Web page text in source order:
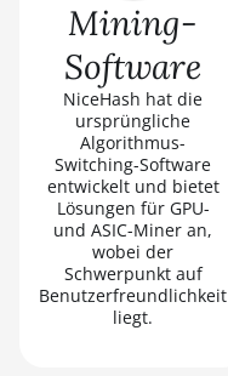
Mining-
Software
NiceHash hat die
ursprüngliche
Algorithmus-
Switching-Software
entwickelt und bietet
Lösungen für GPU-
und ASIC-Miner an,
wobei der
Schwerpunkt auf
Benutzerfreundlichkeit
liegt.